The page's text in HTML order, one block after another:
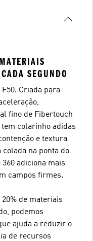
SEGUNDO
Criada para
fino de Fibertouch
colarinho adidas
e textura
na ponta do
adiciona mais
campos firmes.
de materiais
podemos
ajuda a reduzir o
de recursos